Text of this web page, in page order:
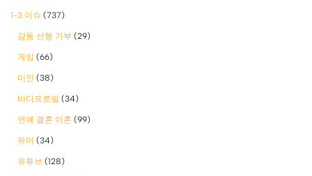
1-3 이슈 (737)
감동 선행 기부 (29)
게임 (66)
미인 (38)
바디프로필 (34)
연예 결혼 이혼 (99)
유머 (34)
유튜브 (128)